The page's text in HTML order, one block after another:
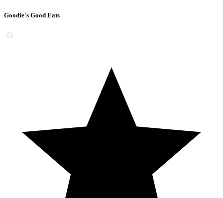
Goodie's Good Eats